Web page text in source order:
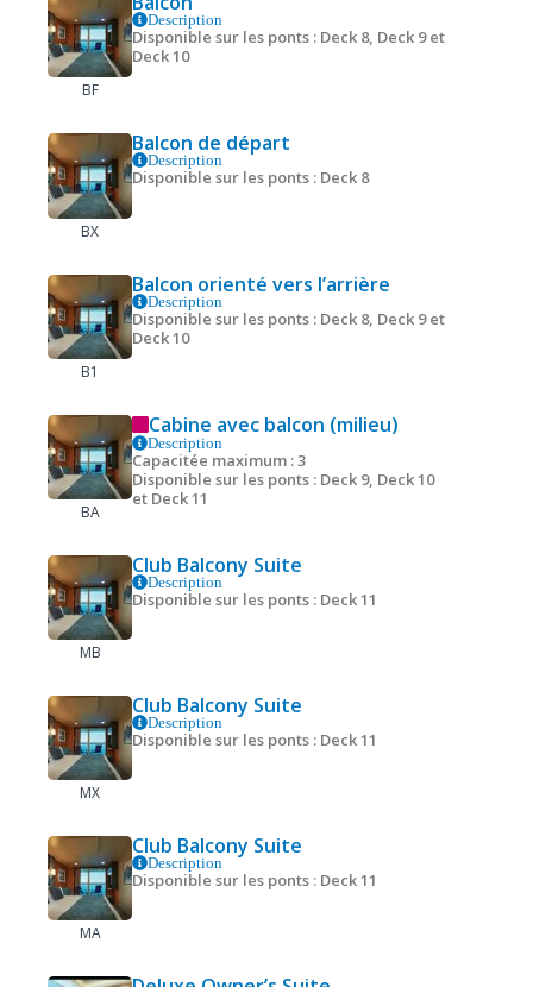
BF
Description
Disponible sur les ponts : Deck 8, Deck 9 et
Deck 10
BX
Balcon de départ
Description
Disponible sur les ponts : Deck 8
B1
Balcon orienté vers l’arrière
Description
Disponible sur les ponts : Deck 8, Deck 9 et
Deck 10
BA
Cabine avec balcon (milieu)
Description
Capacitée maximum : 3
Disponible sur les ponts : Deck 9, Deck 10
et Deck 11
MB
Club Balcony Suite
Description
Disponible sur les ponts : Deck 11
MX
Club Balcony Suite
Description
Disponible sur les ponts : Deck 11
MA
Club Balcony Suite
Description
Disponible sur les ponts : Deck 11